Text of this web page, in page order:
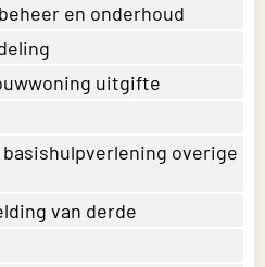
en onderhoud
uitgifte
overige
van derde